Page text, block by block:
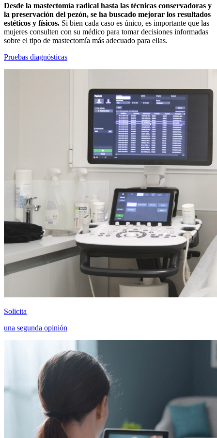
Desde la mastectomía radical hasta las técnicas conservadoras y
la preservación del pezón, se ha buscado mejorar los resultados
estéticos y físicos. Si bien cada caso es único, es importante que las
mujeres consulten con su médico para tomar decisiones informadas
sobre el tipo de mastectomía más adecuado para ellas.
Pruebas diagnósticas
Solicita
una segunda opinión